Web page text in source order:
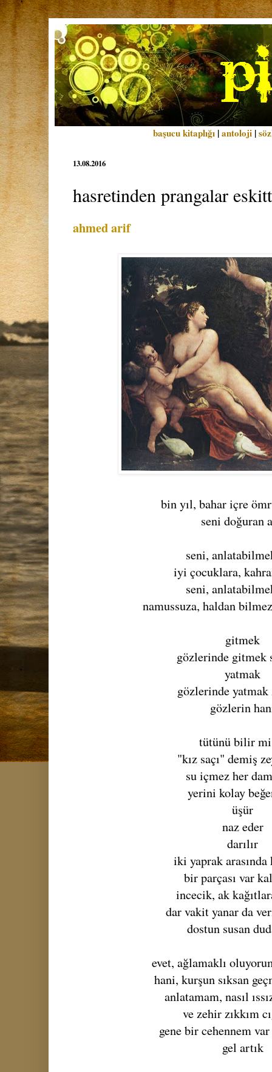
başucu kitaplığı |antoloji |
13.08.2016
hasretinden prangalar
ahmed arif
bin yıl, bahar içre
seni doğuran
seni,
iyi çocuklara,
seni,
namussuza, haldan
gitmek
gözlerinde gitmek
yatmak
gözlerinde yatmak
gözlerin
tütünü bilir
"kız saçı" demiş
su içmez her
yerini kolay
üşür
naz eder
darılır
iki yaprak arasında
bir parçası var
incecik, ak
dar vakit yanar da
dostun susan
evet, ağlamaklı
hani, kurşun sıksan
anlatamam, nasıl
ve zehir zıkkım
gene bir cehennem var
gel artık